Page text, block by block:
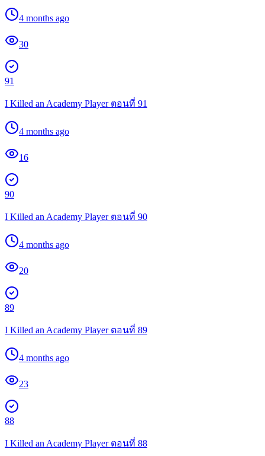
4 months ago
30
91
I Killed an Academy Player ตอนที่ 91
4 months ago
16
90
I Killed an Academy Player ตอนที่ 90
4 months ago
20
89
I Killed an Academy Player ตอนที่ 89
4 months ago
23
88
I Killed an Academy Player ตอนที่ 88